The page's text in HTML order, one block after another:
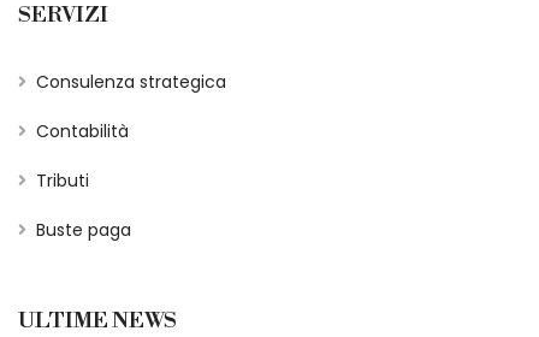
SERVIZI
Consulenza strategica
Contabilità
Tributi
Buste paga
ULTIME NEWS